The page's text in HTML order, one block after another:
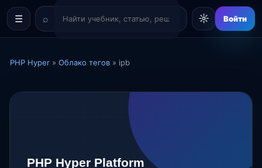
☰ ☼ Войти
PHP Hyper » Облако тегов » ipb